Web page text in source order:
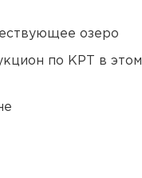
озеро
по КРТ в этом